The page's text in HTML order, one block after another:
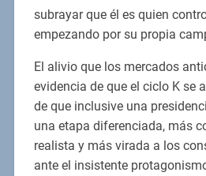
subrayar que él es quien
empezando por su propia
El alivio que los mercados
evidencia de que el ciclo K se
de que inclusive una
una etapa diferenciada, más
realista y más virada a los
ante el insistente